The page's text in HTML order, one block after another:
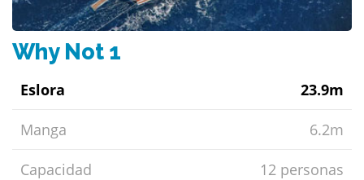
Why Not 1
Eslora 23.9m
Manga 6.2m
Capacidad 12 personas